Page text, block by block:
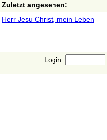
Zuletzt angesehen:
Herr Jesu Christ, mein Leben
Login: